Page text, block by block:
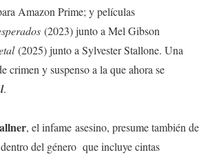
Amazon Prime; y películas
(2023) junto a Mel Gibson
(2025) junto a Sylvester Stallone. Una
crimen y suspenso a la que ahora se
.
, el infame asesino, presume también de
del género que incluye cintas